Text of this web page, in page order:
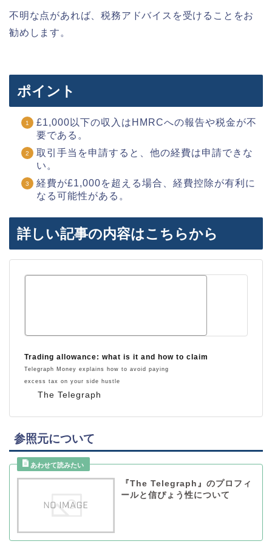
不明な点があれば、税務アドバイスを受けることをお
勧めします。
ポイント
£1,000以下の収入はHMRCへの報告や税金が不
要である。
取引手当を申請すると、他の経費は申請できな
い。
経費が£1,000を超える場合、経費控除が有利に
なる可能性がある。
詳しい記事の内容はこちらから
The Telegraph
Trading allowance: what is it and how to claim
Telegraph Money explains how to avoid paying
excess tax on your side hustle
参照元について
『The Telegraph』のプロフィ
ールと信ぴょう性について